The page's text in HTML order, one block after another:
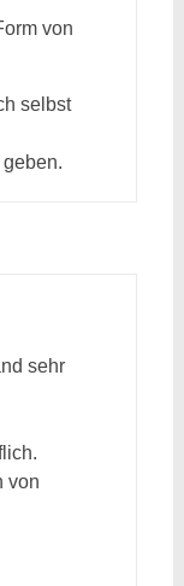
von
selbst
geben.
sehr
von